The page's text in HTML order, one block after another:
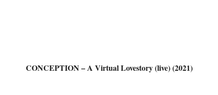
CONCEPTION – A Virtual Lovestory (live) (2021)